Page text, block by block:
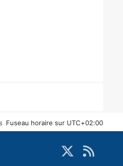
Fuseau horaire sur UTC+02:00